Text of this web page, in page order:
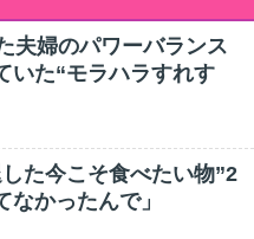
夫婦のパワーバランス
た“モラハラすれす
た今こそ食べたい物”2
かったんで」